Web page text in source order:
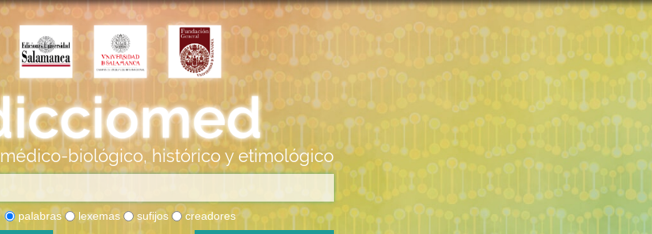
médico-biológico, histórico y etimológico
palabras lexemas sufijos creadores